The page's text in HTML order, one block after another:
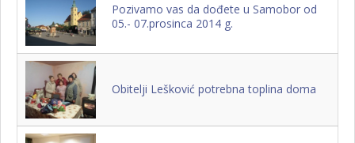
Pozivamo vas da dođete u Samobor od
05.- 07.prosinca 2014 g.
Obitelji Lešković potrebna toplina doma